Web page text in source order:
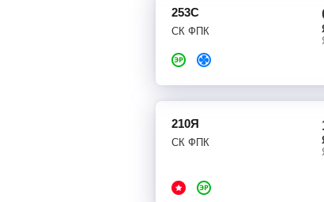
253С
СК ФПК
210Я
СК ФПК